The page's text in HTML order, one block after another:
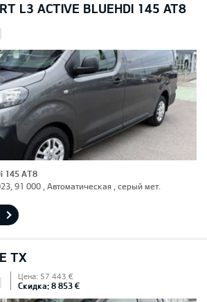
L3 ACTIVE BLUEHDI 145 AT8
145 AT8
91 000 , Автоматическая , серый мет.
TX
Цена: 57 443 €
Скидка: 8 853 €